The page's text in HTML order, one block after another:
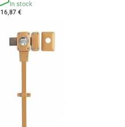
In stock
16,87 €